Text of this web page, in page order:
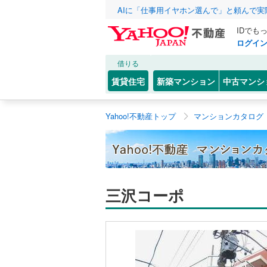
AIに「仕事用イヤホン選んで」と頼んで
IDでも
ログイン
借りる
賃貸住宅 新築マンション 中古マンシ
Yahoo!不動産トップ マンションカタログ
三沢コーポ